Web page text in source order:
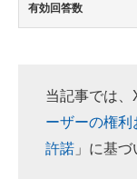
有効回答数
当記事では、
ーザーの権
許諾 」に基